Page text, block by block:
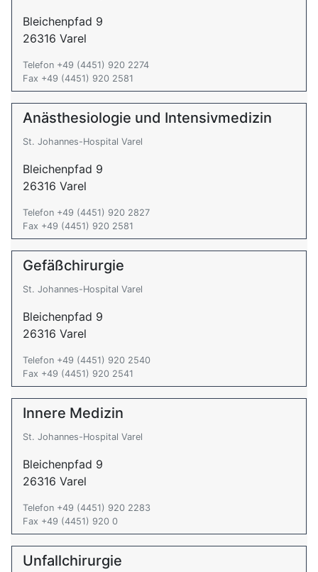
Bleichenpfad 9
26316 Varel
Telefon +49 (4451) 920 2274
Fax +49 (4451) 920 2581
Anästhesiologie und Intensivmedizin
St. Johannes-Hospital Varel
Bleichenpfad 9
26316 Varel
Telefon +49 (4451) 920 2827
Fax +49 (4451) 920 2581
Gefäßchirurgie
St. Johannes-Hospital Varel
Bleichenpfad 9
26316 Varel
Telefon +49 (4451) 920 2540
Fax +49 (4451) 920 2541
Innere Medizin
St. Johannes-Hospital Varel
Bleichenpfad 9
26316 Varel
Telefon +49 (4451) 920 2283
Fax +49 (4451) 920 0
Unfallchirurgie